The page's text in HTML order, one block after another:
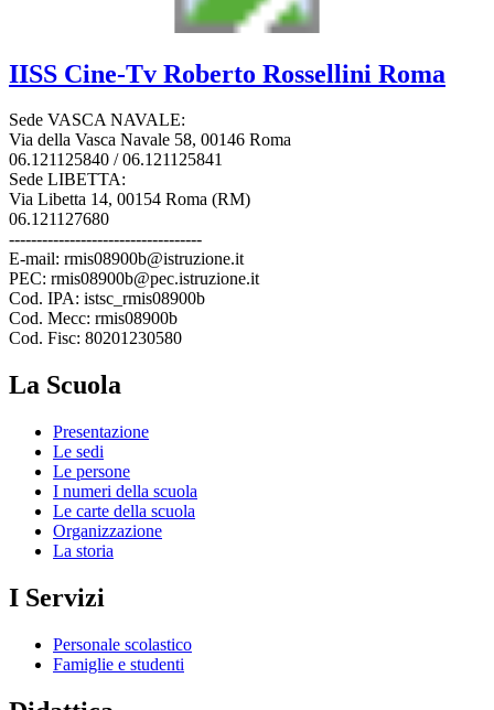
IISS Cine-Tv Roberto Rossellini Roma
Sede VASCA NAVALE:
Via della Vasca Navale 58, 00146 Roma
06.121125840 / 06.121125841
Sede LIBETTA:
Via Libetta 14, 00154 Roma (RM)
06.121127680
-----------------------------------
E-mail: rmis08900b@istruzione.it
PEC: rmis08900b@pec.istruzione.it
Cod. IPA: istsc_rmis08900b
Cod. Mecc: rmis08900b
Cod. Fisc: 80201230580
La Scuola
Presentazione
Le sedi
Le persone
I numeri della scuola
Le carte della scuola
Organizzazione
La storia
I Servizi
Personale scolastico
Famiglie e studenti